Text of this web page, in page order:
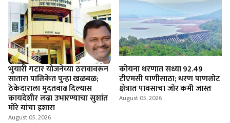
भुयारी गटार योजनेच्या ठरावावरून
सातारा पालिकेत पुन्हा खळबळ;
ठेकेदाराला मुदतवाढ दिल्यास
कायदेशीर लढा उभारण्याचा सुशांत
मोरे यांचा इशारा
August 05, 2026
कोयना धरणात सध्या 92.49
टीएमसी पाणीसाठा; धरण पाणलोट
क्षेत्रात पावसाचा जोर कमी जास्त
August 05, 2026